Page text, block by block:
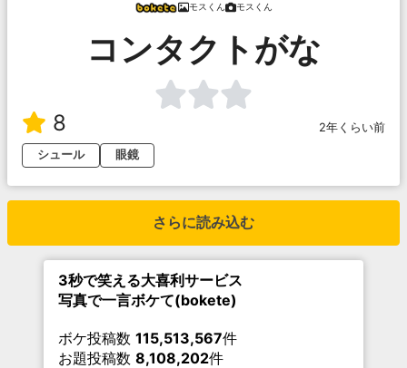
モスくん モスくん
コンタクトがな
8
2年くらい前
シュール
眼鏡
さらに読み込む
3秒で笑える大喜利サービス
写真で一言ボケて(bokete)
ボケ投稿数 115,513,567件
お題投稿数 8,108,202件